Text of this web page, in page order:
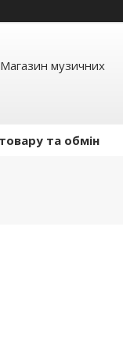
музичних
та обмін